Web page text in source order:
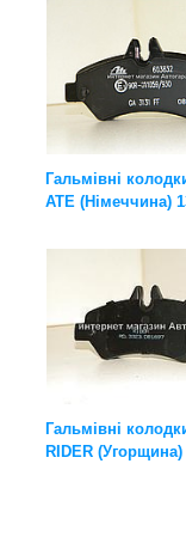
Гальмівні
ATE (Німеччина)
Гальмівні
RIDER (Угорщина)